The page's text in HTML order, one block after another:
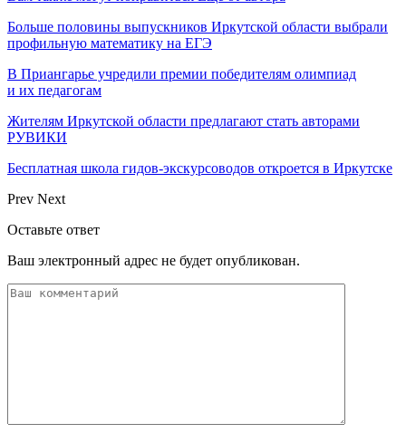
Больше половины выпускников Иркутской области выбрали
профильную математику на ЕГЭ
В Приангарье учредили премии победителям олимпиад
и их педагогам
Жителям Иркутской области предлагают стать авторами
РУВИКИ
Бесплатная школа гидов-экскурсоводов откроется в Иркутске
Prev Next
Оставьте ответ
Ваш электронный адрес не будет опубликован.